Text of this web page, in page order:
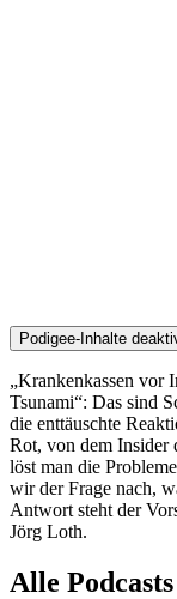
Podigee-Inhalte
„Krankenkassen vor
Tsunami“: Das sind
die enttäuschte
Rot, von dem Insider
löst man die
wir der Frage nach,
Antwort steht der
Jörg Loth.
Alle Podcasts